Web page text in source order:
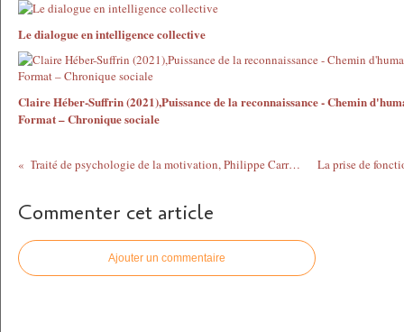
Le dialogue en intelligence collective
Claire Héber-Suffrin (2021),Puissance de la reconnaissance - Chemin
Format – Chronique sociale
Traité de psychologie de la motivation, Philippe Carré et Fabien Fenouillet, Dunod, 2009, 404 pages, 37 euros
Commenter cet article
Ajouter un commentaire